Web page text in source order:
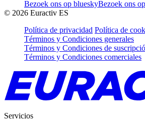
Bezoek ons op blueskyBezoek ons
© 2026 Euractiv ES
Política de privacidad Política de
Términos y Condiciones generales
Términos y Condiciones de
Términos y Condiciones comerciales
Servicios